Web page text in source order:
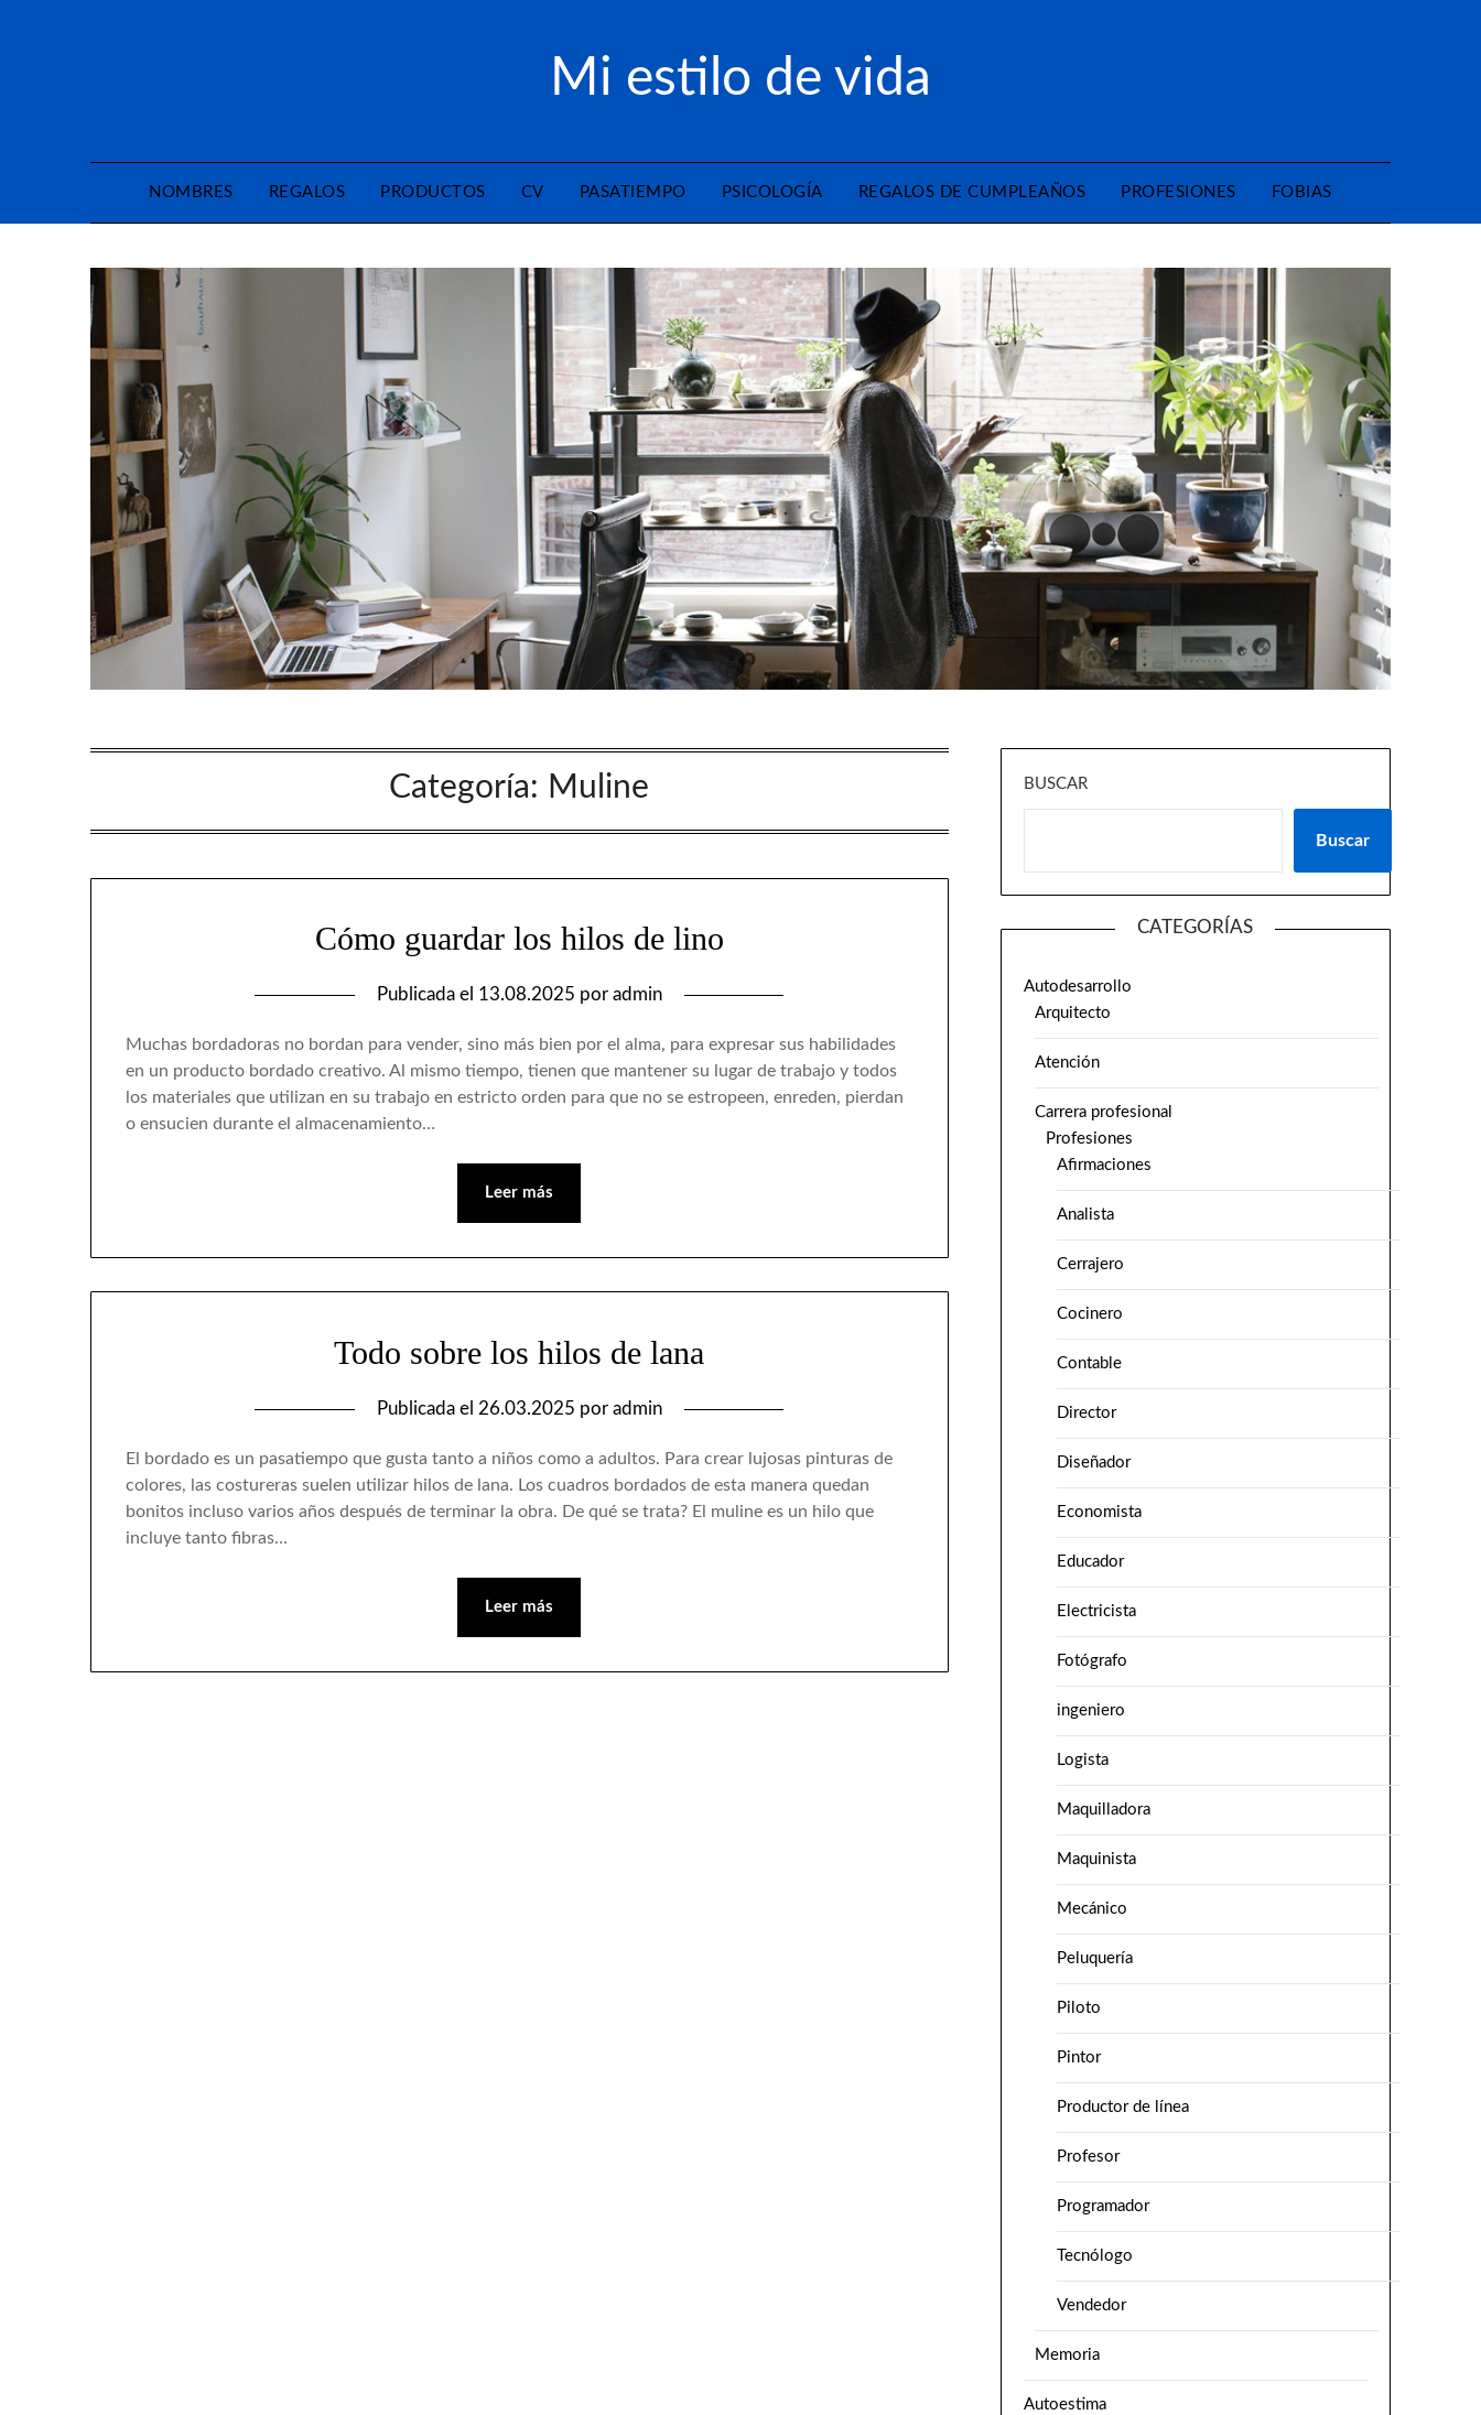
Mi estilo de vida
NOMBRES REGALOS PRODUCTOS CV PASATIEMPO PSICOLOGÍA REGALOS DE CUMPLEAÑOS PROFESIONES FOBIAS
Categoría: Muline
Cómo guardar los hilos de lino
Publicada el 13.08.2025 por admin
Muchas bordadoras no bordan para vender, sino más bien por el alma, para expresar sus habilidades
en un producto bordado creativo. Al mismo tiempo, tienen que mantener su lugar de trabajo y todos
los materiales que utilizan en su trabajo en estricto orden para que no se estropeen, enreden, pierdan
o ensucien durante el almacenamiento…
Leer más
Todo sobre los hilos de lana
Publicada el 26.03.2025 por admin
El bordado es un pasatiempo que gusta tanto a niños como a adultos. Para crear lujosas pinturas de
colores, las costureras suelen utilizar hilos de lana. Los cuadros bordados de esta manera quedan
bonitos incluso varios años después de terminar la obra. De qué se trata? El muline es un hilo que
incluye tanto fibras…
Leer más
BUSCAR
Buscar
CATEGORÍAS
Autodesarrollo
Arquitecto
Atención
Carrera profesional
Profesiones
Afirmaciones
Analista
Cerrajero
Cocinero
Contable
Director
Diseñador
Economista
Educador
Electricista
Fotógrafo
ingeniero
Logista
Maquilladora
Maquinista
Mecánico
Peluquería
Piloto
Pintor
Productor de línea
Profesor
Programador
Tecnólogo
Vendedor
Memoria
Autoestima